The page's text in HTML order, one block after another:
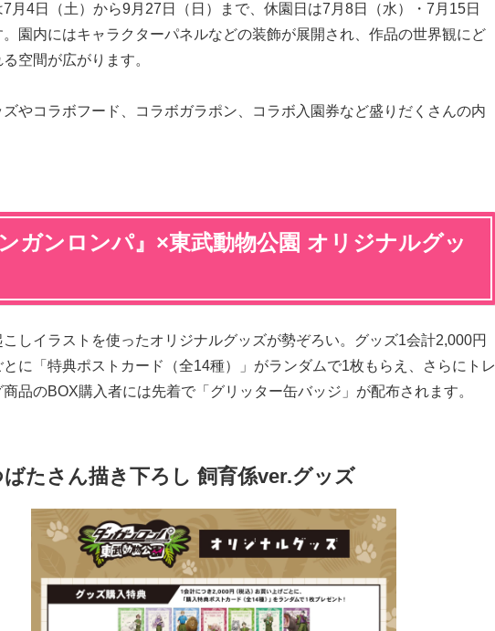
7月4日（土）から9月27日（日）まで、休園日は7月8日（水）・7月15日
。園内にはキャラクターパネルなどの装飾が展開され、作品の世界観にど
空間が広がります。
ズやコラボフード、コラボガラポン、コラボ入園券など盛りだくさんの内
ンガンロンパ』×東武動物公園 オリジナルグッ
こしイラストを使ったオリジナルグッズが勢ぞろい。グッズ1会計2,000円
とに「特典ポストカード（全14種）」がランダムで1枚もらえ、さらにトレ
品のBOX購入者には先着で「グリッター缶バッジ」が配布されます。
ばたさん描き下ろし 飼育係ver.グッズ